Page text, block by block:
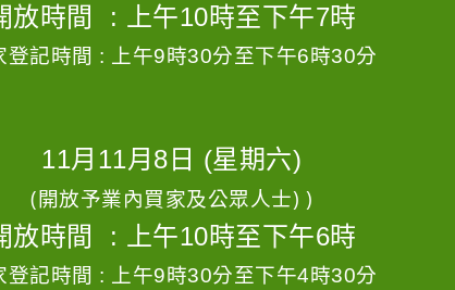
放時間 : 上午10時至下午7時
登記時間 : 上午9時30分至下午6時30分
11月11月8日 (星期六)
(開放予業內買家及公眾人士) )
放時間 : 上午10時至下午6時
登記時間 : 上午9時30分至下午4時30分